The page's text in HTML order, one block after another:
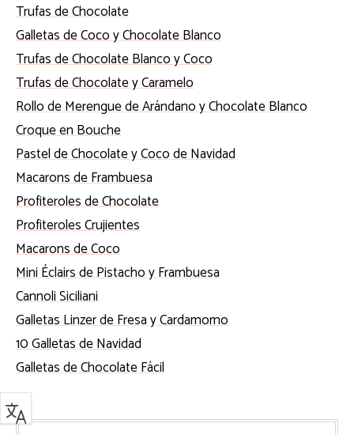
Trufas de Chocolate
Galletas de Coco y Chocolate Blanco
Trufas de Chocolate Blanco y Coco
Trufas de Chocolate y Caramelo
Rollo de Merengue de Arándano y Chocolate Blanco
Croque en Bouche
Pastel de Chocolate y Coco de Navidad
Macarons de Frambuesa
Profiteroles de Chocolate
Profiteroles Crujientes
Macarons de Coco
Mini Éclairs de Pistacho y Frambuesa
Cannoli Siciliani
Galletas Linzer de Fresa y Cardamomo
10 Galletas de Navidad
Galletas de Chocolate Fácil